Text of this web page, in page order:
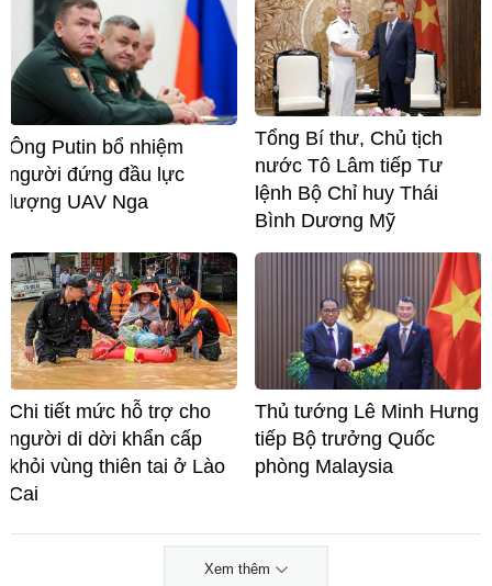
Ông Putin bổ nhiệm
người đứng đầu lực
lượng UAV Nga
Tổng Bí thư, Chủ tịch
nước Tô Lâm tiếp Tư
lệnh Bộ Chỉ huy Thái
Bình Dương Mỹ
Chi tiết mức hỗ trợ cho
người di dời khẩn cấp
khỏi vùng thiên tai ở Lào
Cai
Thủ tướng Lê Minh Hưng
tiếp Bộ trưởng Quốc
phòng Malaysia
Xem thêm